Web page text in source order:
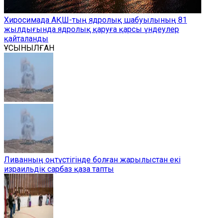
Хиросимада АҚШ-тың ядролық шабуылының 81
жылдығында ядролық қаруға қарсы үндеулер
қайталанды
ҰСЫНЫЛҒАН
Ливанның оңтүстігінде болған жарылыстан екі
израильдік сарбаз қаза тапты